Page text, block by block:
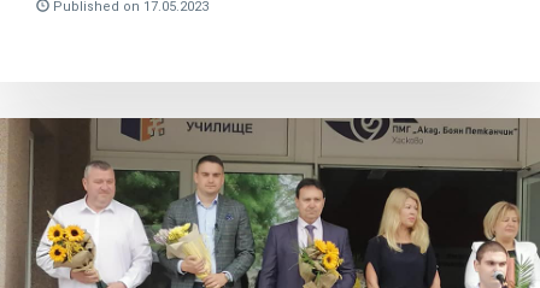
Published on 17.05.2023